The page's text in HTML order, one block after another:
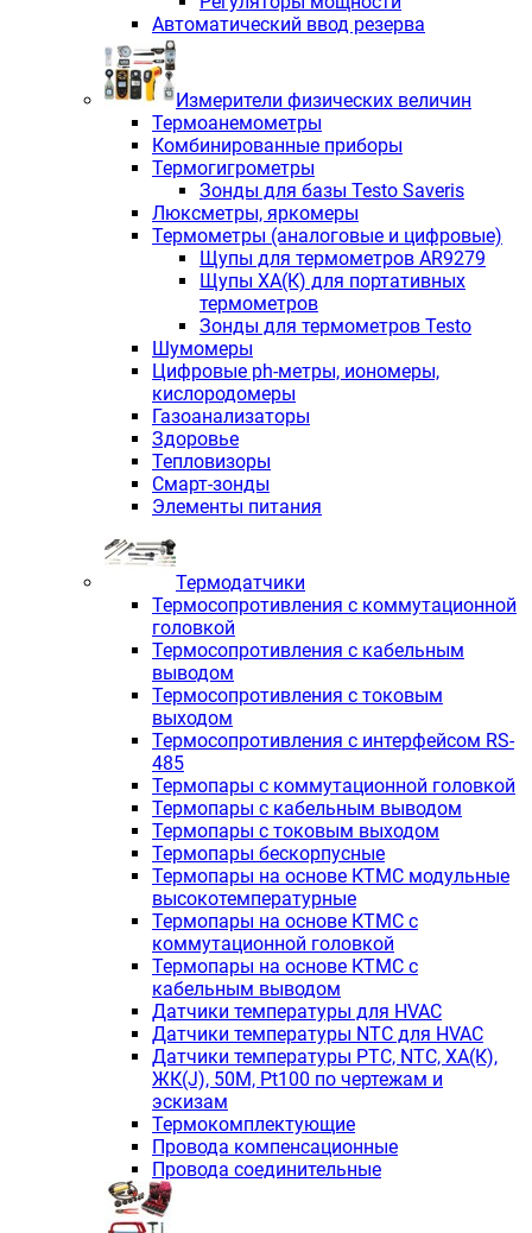
Автоматический ввод резерва
Измерители физических величин
Термоанемометры
Комбинированные приборы
Термогигрометры
Зонды для базы Testo Saveris
Люксметры, яркомеры
Термометры (аналоговые и цифровые)
Щупы для термометров AR9279
Щупы ХА(К) для портативных
термометров
Зонды для термометров Testo
Шумомеры
Цифровые ph-метры, иономеры,
кислородомеры
Газоанализаторы
Здоровье
Тепловизоры
Смарт-зонды
Элементы питания
Термодатчики
Термосопротивления с коммутационной
головкой
Термосопротивления с кабельным
выводом
Термосопротивления с токовым
выходом
Термосопротивления с интерфейсом RS-
485
Термопары с коммутационной головкой
Термопары с кабельным выводом
Термопары с токовым выходом
Термопары бескорпусные
Термопары на основе КТМС модульные
высокотемпературные
Термопары на основе КТМС с
коммутационной головкой
Термопары на основе КТМС с
кабельным выводом
Датчики температуры для HVAC
Датчики температуры NTC для HVAC
Датчики температуры PTС, NTC, ХА(К),
ЖК(J), 50М, Pt100 по чертежам и
эскизам
Термокомплектующие
Провода компенсационные
Провода соединительные